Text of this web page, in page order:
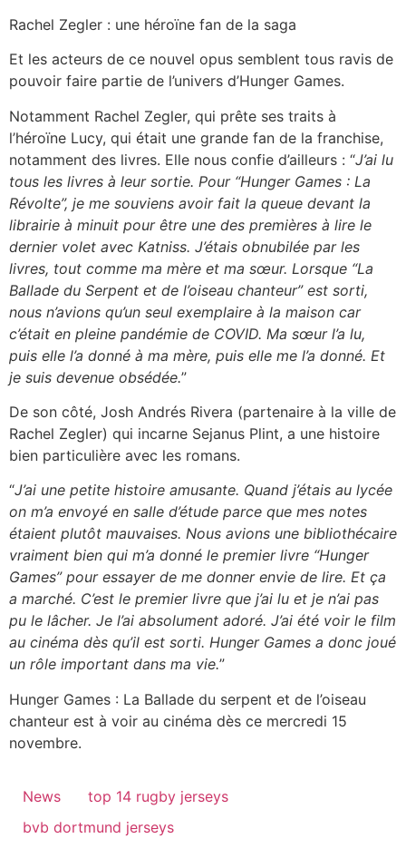
Rachel Zegler : une héroïne fan de la saga
Et les acteurs de ce nouvel opus semblent tous ravis de
pouvoir faire partie de l’univers d’Hunger Games.
Notamment Rachel Zegler, qui prête ses traits à
l’héroïne Lucy, qui était une grande fan de la franchise,
notamment des livres. Elle nous confie d’ailleurs : “J’ai lu
tous les livres à leur sortie. Pour “Hunger Games : La
Révolte”, je me souviens avoir fait la queue devant la
librairie à minuit pour être une des premières à lire le
dernier volet avec Katniss. J’étais obnubilée par les
livres, tout comme ma mère et ma sœur. Lorsque “La
Ballade du Serpent et de l’oiseau chanteur” est sorti,
nous n’avions qu’un seul exemplaire à la maison car
c’était en pleine pandémie de COVID. Ma sœur l’a lu,
puis elle l’a donné à ma mère, puis elle me l’a donné. Et
je suis devenue obsédée.”
De son côté, Josh Andrés Rivera (partenaire à la ville de
Rachel Zegler) qui incarne Sejanus Plint, a une histoire
bien particulière avec les romans.
“J’ai une petite histoire amusante. Quand j’étais au lycée
on m’a envoyé en salle d’étude parce que mes notes
étaient plutôt mauvaises. Nous avions une bibliothécaire
vraiment bien qui m’a donné le premier livre “Hunger
Games” pour essayer de me donner envie de lire. Et ça
a marché. C’est le premier livre que j’ai lu et je n’ai pas
pu le lâcher. Je l’ai absolument adoré. J’ai été voir le film
au cinéma dès qu’il est sorti. Hunger Games a donc joué
un rôle important dans ma vie.”
Hunger Games : La Ballade du serpent et de l’oiseau
chanteur est à voir au cinéma dès ce mercredi 15
novembre.
News
top 14 rugby jerseys
bvb dortmund jerseys